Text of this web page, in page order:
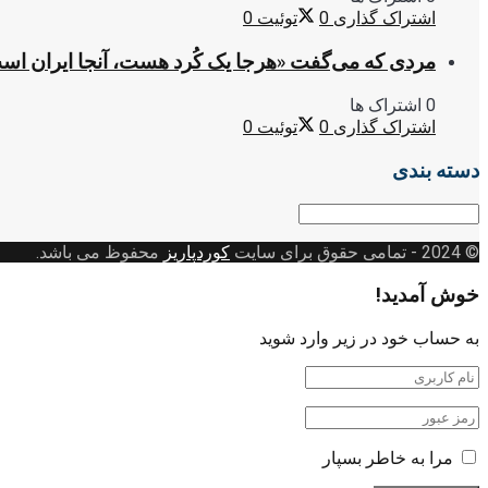
اشتراک گذاری 0 توئیت 0
مردی که می‌گفت «هرجا یک کُرد هست، آنجا ایران
0 اشتراک ها
اشتراک گذاری 0 توئیت 0
دسته بندی
© 2024
- تمامی حقوق برای سایت کوردپاریز محفوظ می باشد.
خوش آمدید!
به حساب خود در زیر وارد شوید
مرا به خاطر بسپار